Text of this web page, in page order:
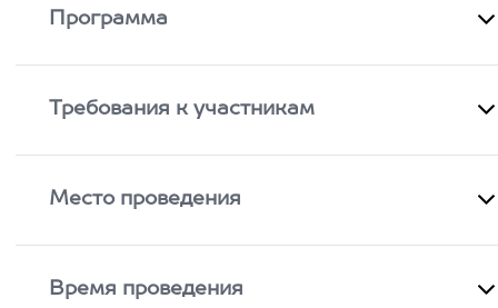
Программа
Требования к участникам
Место проведения
Время проведения